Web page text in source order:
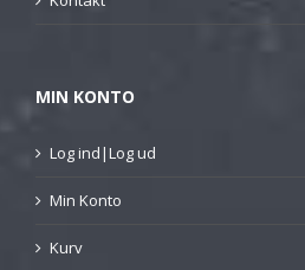
MIN KONTO
Log ind|Log ud
Min Konto
Kurv